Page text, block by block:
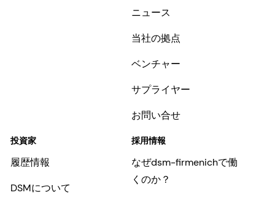
ニュース
当社の拠点
ベンチャー
サプライヤー
お問い合せ
投資家
履歴情報
DSMについて
採用情報
なぜdsm-firmenichで働
くのか？